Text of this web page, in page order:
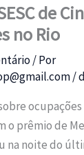
de
no Rio
/ Por
/
o prêmio de
na noite do